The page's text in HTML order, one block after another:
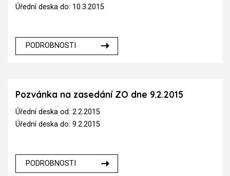
Úřední deska do: 10.3.2015
PODROBNOSTI
Pozvánka na zasedání ZO dne 9.2.2015
Úřední deska od: 2.2.2015
Úřední deska do: 9.2.2015
PODROBNOSTI